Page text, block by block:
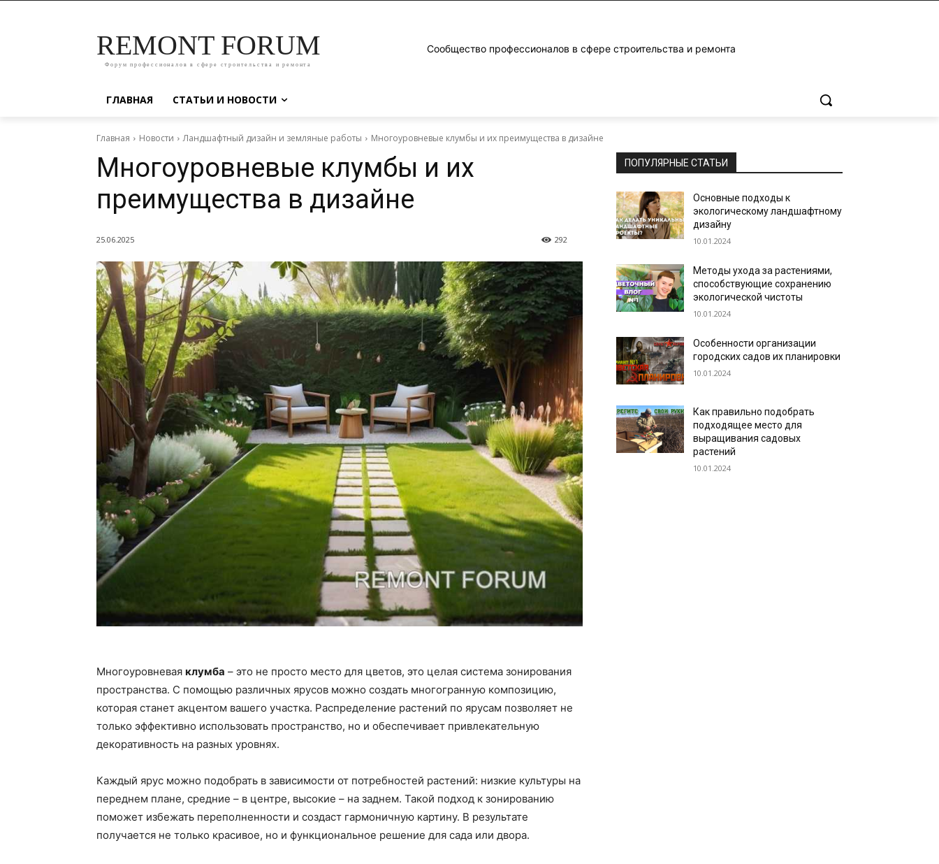
REMONT FORUM
Форум профессионалов в сфере строительства и ремонта
Сообщество профессионалов в сфере строительства и ремонта
ГЛАВНАЯ СТАТЬИ И НОВОСТИ
Главная Новости Ландшафтный дизайн и земляные работы Многоуровневые клумбы и их преимущества в дизайне
Многоуровневые клумбы и их
преимущества в дизайне
25.06.2025 292
Многоуровневая клумба – это не просто место для цветов, это целая система зонирования
пространства. С помощью различных ярусов можно создать многогранную композицию,
которая станет акцентом вашего участка. Распределение растений по ярусам позволяет не
только эффективно использовать пространство, но и обеспечивает привлекательную
декоративность на разных уровнях.
Каждый ярус можно подобрать в зависимости от потребностей растений: низкие культуры на
переднем плане, средние – в центре, высокие – на заднем. Такой подход к зонированию
поможет избежать переполненности и создаст гармоничную картину. В результате
получается не только красивое, но и функциональное решение для сада или двора.
ПОПУЛЯРНЫЕ СТАТЬИ
Основные подходы к
экологическому ландшафтному
дизайну
10.01.2024
Методы ухода за растениями,
способствующие сохранению
экологической чистоты
10.01.2024
Особенности организации
городских садов их планировки
10.01.2024
Как правильно подобрать
подходящее место для
выращивания садовых
растений
10.01.2024